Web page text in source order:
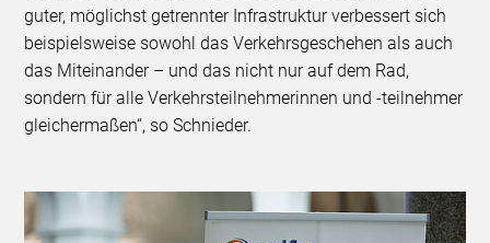
guter, möglichst getrennter Infrastruktur verbessert sich
beispielsweise sowohl das Verkehrsgeschehen als auch
das Miteinander – und das nicht nur auf dem Rad,
sondern für alle Verkehrsteilnehmerinnen und -teilnehmer
gleichermaßen“, so Schnieder.